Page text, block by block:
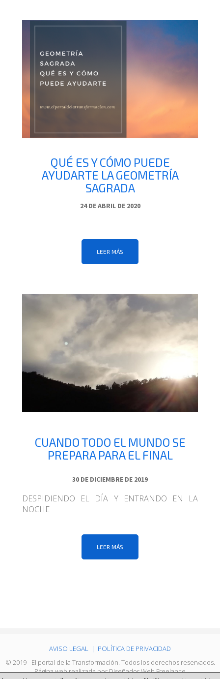
QUÉ ES Y CÓMO PUEDE
AYUDARTE LA GEOMETRÍA
SAGRADA
24 DE ABRIL DE 2020
LEER MÁS
CUANDO TODO EL MUNDO SE
PREPARA PARA EL FINAL
30 DE DICIEMBRE DE 2019
DESPIDIENDO EL DÍA Y ENTRANDO EN LA
NOCHE
LEER MÁS
AVISO LEGAL | POLÍTICA DE PRIVACIDAD
© 2019 - El portal de la Transformación. Todos los derechos reservados.
Página web realizada porDiseñador Web Freelance